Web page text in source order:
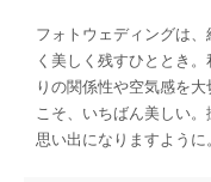
フォトウェディングは
く美しく残すひととき
りの関係性や空気感を
こそ、いちばん美しい
思い出になりますように